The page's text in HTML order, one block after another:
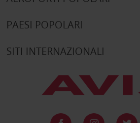
PAESI POPOLARI
SITI INTERNAZIONALI